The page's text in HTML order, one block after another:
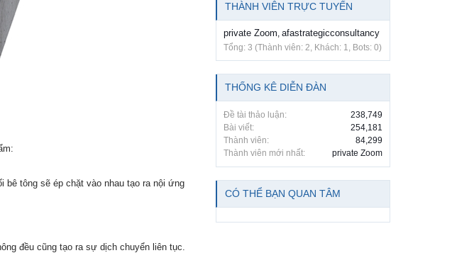
bê tông sẽ ép chặt vào nhau tạo ra nội ứng
đều cũng tạo ra sự dịch chuyển liên tục.
THÀNH VIÊN TRỰC TUYẾN
private Zoom, afastrategicconsultancy
Tổng: 3 (Thành viên: 2, Khách: 1, Bots: 0)
THỐNG KÊ DIỄN ĐÀN
Đề tài thảo luận:
238,749
Bài viết:
254,181
Thành viên:
84,299
Thành viên mới nhất:
private Zoom
CÓ THỂ BẠN QUAN TÂM